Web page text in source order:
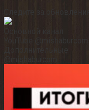
Следите за
Основной канал
Дополнительные